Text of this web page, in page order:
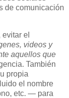
de comunicación
el
videos y
aquellos que
También
propia
el nombre
etc. — para